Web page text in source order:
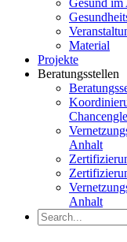
Gesund im
Material
Projekte
Beratungsstellen
Anhalt
Anhalt